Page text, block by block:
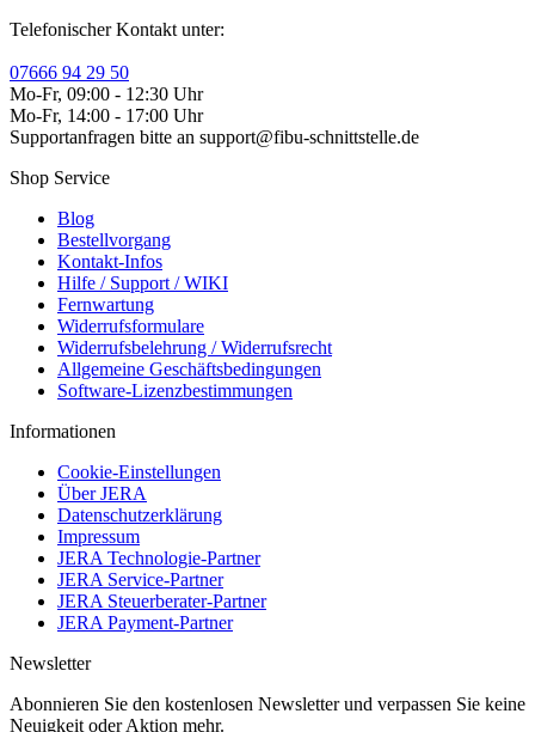
Telefonischer Kontakt unter:
07666 94 29 50
Mo-Fr, 09:00 - 12:30 Uhr
Mo-Fr, 14:00 - 17:00 Uhr
Supportanfragen bitte an support@fibu-schnittstelle.de
Shop Service
Blog
Bestellvorgang
Kontakt-Infos
Hilfe / Support / WIKI
Fernwartung
Widerrufsformulare
Widerrufsbelehrung / Widerrufsrecht
Allgemeine Geschäftsbedingungen
Software-Lizenzbestimmungen
Informationen
Cookie-Einstellungen
Über JERA
Datenschutzerklärung
Impressum
JERA Technologie-Partner
JERA Service-Partner
JERA Steuerberater-Partner
JERA Payment-Partner
Newsletter
Abonnieren Sie den kostenlosen Newsletter und verpassen Sie keine
Neuigkeit oder Aktion mehr.